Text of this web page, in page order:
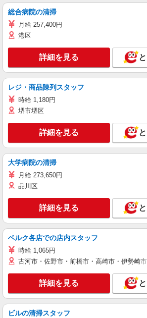
総合病院の清掃
月給 257,400円
港区
詳細を見る
レジ・商品陳列スタッフ
時給 1,180円
堺市堺区
詳細を見る
大学病院の清掃
月給 273,650円
品川区
詳細を見る
ベルク各店での店内スタッフ
時給 1,065円
古河市・佐野市・前橋市・高崎市・伊勢崎
詳細を見る
ビルの清掃スタッフ